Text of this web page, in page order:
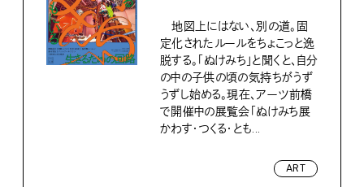
地図上にはない、別の道。固
定化されたルールをちょこっと逸
脱する。「ぬけみち」と聞くと、自分
の中の子供の頃の気持ちがうず
うずし始める。現在、アーツ前橋
で開催中の展覧会「ぬけみち展
かわす・つくる・とも...
ART